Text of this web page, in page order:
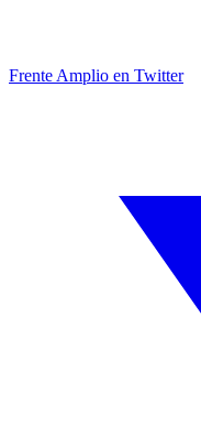
Frente Amplio en Twitter